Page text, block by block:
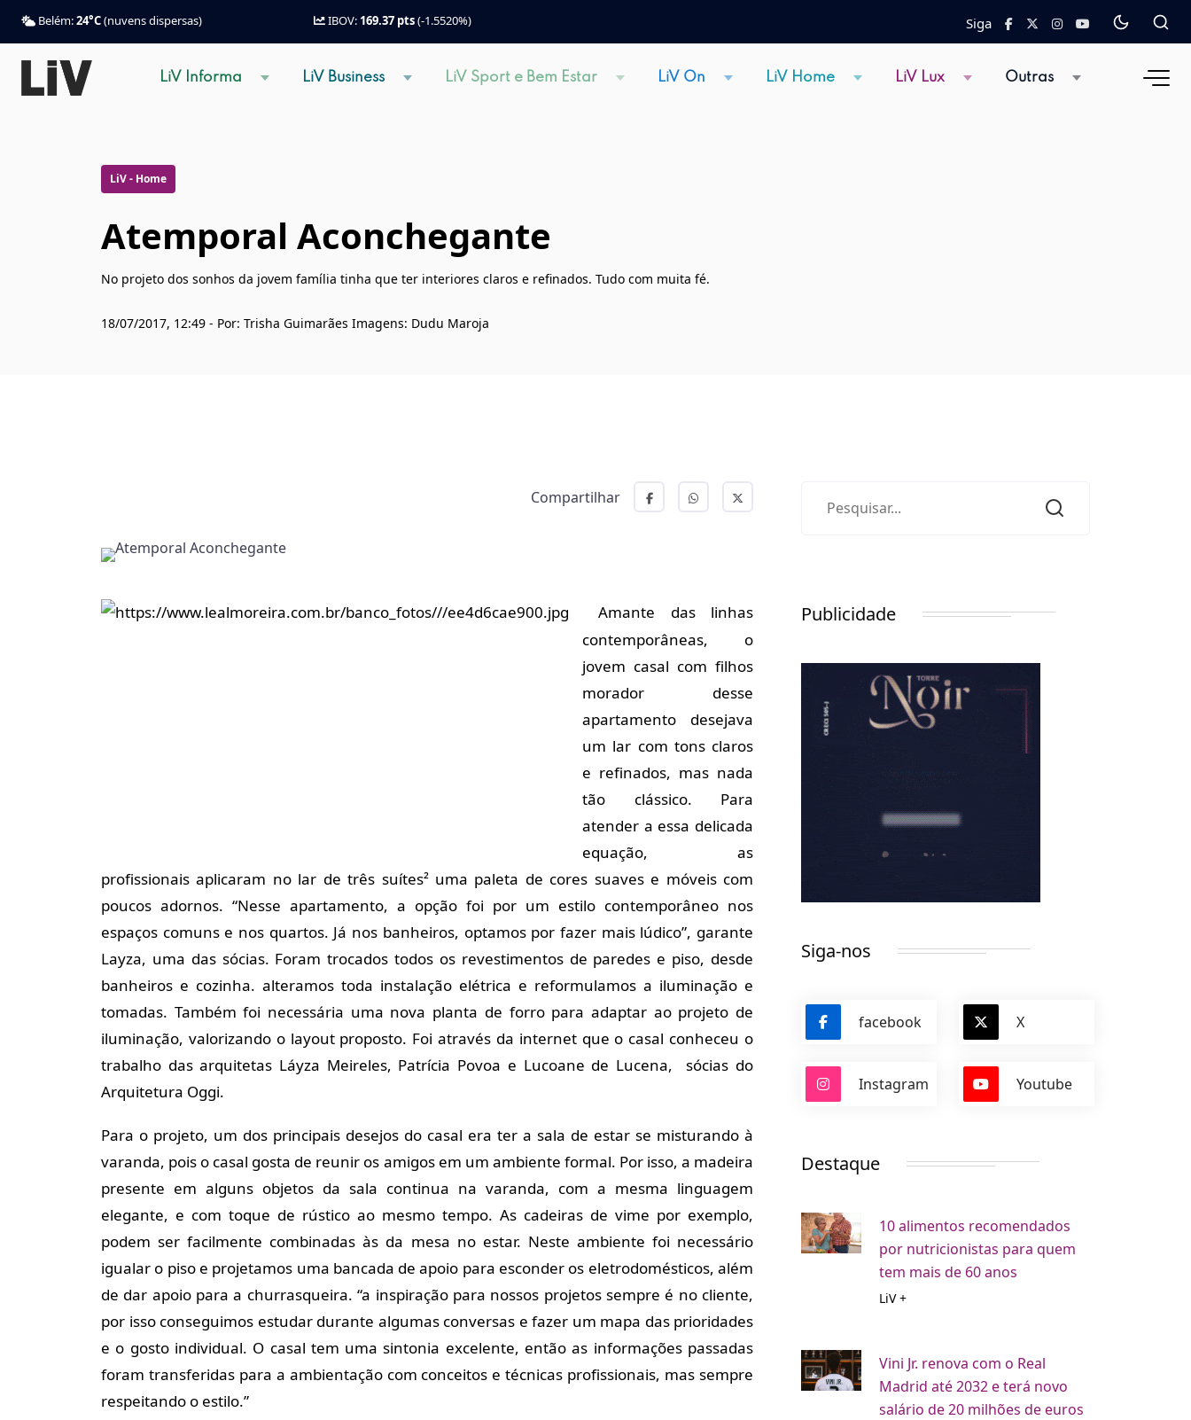
Belém:24°C(nuvens dispersas) IBOV: 169.37 pts(-1.5520%) Siga
LiV Informa LiV Business LiV Sport e Bem Estar LiV On LiV Home LiV Lux Outras
LiV - Home
Atemporal Aconchegante
No projeto dos sonhos da jovem família tinha que ter interiores claros e refinados. Tudo com muita fé.
18/07/2017, 12:49 - Por: Trisha Guimarães Imagens: Dudu Maroja
Compartilhar
Amante das linhas
contemporâneas, o
jovem casal com filhos
morador desse
apartamento desejava
um lar com tons claros
e refinados, mas nada
tão clássico. Para
atender a essa delicada
equação, as
profissionais aplicaram no lar de três suítes² uma paleta de cores suaves e móveis com
poucos adornos. “Nesse apartamento, a opção foi por um estilo contemporâneo nos
espaços comuns e nos quartos. Já nos banheiros, optamos por fazer mais lúdico”, garante
Layza, uma das sócias. Foram trocados todos os revestimentos de paredes e piso, desde
banheiros e cozinha. alteramos toda instalação elétrica e reformulamos a iluminação e
tomadas. Também foi necessária uma nova planta de forro para adaptar ao projeto de
iluminação, valorizando o layout proposto. Foi através da internet que o casal conheceu o
trabalho das arquitetas Láyza Meireles, Patrícia Povoa e Lucoane de Lucena, sócias do
Arquitetura Oggi.
Para o projeto, um dos principais desejos do casal era ter a sala de estar se misturando à
varanda, pois o casal gosta de reunir os amigos em um ambiente formal. Por isso, a madeira
presente em alguns objetos da sala continua na varanda, com a mesma linguagem
elegante, e com toque de rústico ao mesmo tempo. As cadeiras de vime por exemplo,
podem ser facilmente combinadas às da mesa no estar. Neste ambiente foi necessário
igualar o piso e projetamos uma bancada de apoio para esconder os eletrodomésticos, além
de dar apoio para a churrasqueira. “a inspiração para nossos projetos sempre é no cliente,
por isso conseguimos estudar durante algumas conversas e fazer um mapa das prioridades
e o gosto individual. O casal tem uma sintonia excelente, então as informações passadas
foram transferidas para a ambientação com conceitos e técnicas profissionais, mas sempre
respeitando o estilo.”
Publicidade
Siga-nos
facebook X
Instagram Youtube
Destaque
10 alimentos recomendados
por nutricionistas para quem
tem mais de 60 anos
LiV +
Vini Jr. renova com o Real
Madrid até 2032 e terá novo
salário de 20 milhões de euros